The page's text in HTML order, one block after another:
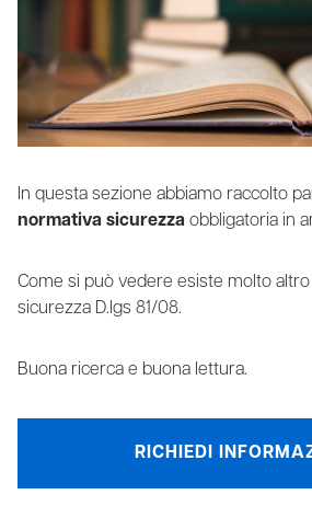
In questa sezione abbiamo raccolto
normativa sicurezza obbligatoria in
Come si può vedere esiste molto
sicurezza D.lgs 81/08.
Buona ricerca e buona lettura.
RICHIEDI